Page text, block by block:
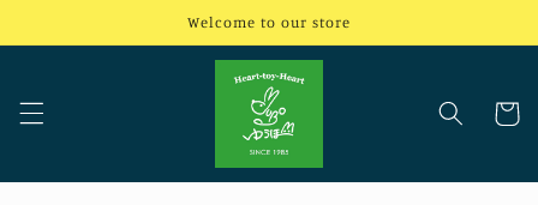
進む
Welcome to our store
ー